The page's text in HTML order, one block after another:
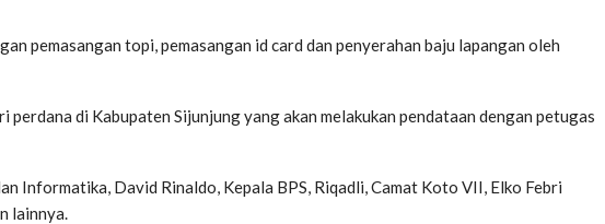
pemasangan topi, pemasangan id card dan penyerahan baju lapangan oleh
di Kabupaten Sijunjung yang akan melakukan pendataan dengan petugas
Informatika, David Rinaldo, Kepala BPS, Riqadli, Camat Koto VII, Elko Febri
lainnya.